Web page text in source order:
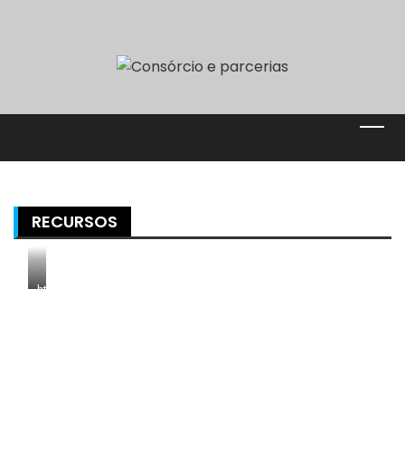
RECURSOS
https://laecb.com/